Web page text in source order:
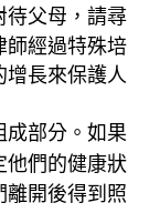
待父母，請尋
師經過特殊培
長來保護人
成部分。如果
他們的健康狀
離開後得到照